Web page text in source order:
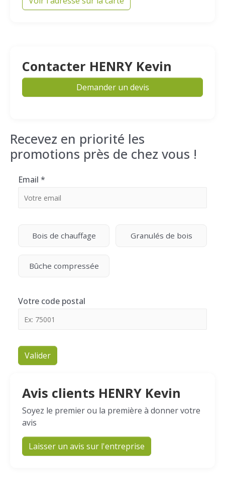
Contacter HENRY Kevin
Demander un devis
Recevez en priorité les
promotions près de chez vous !
Email *
Bois de chauffage Granulés de bois
Bûche compressée
Votre code postal
Valider
Avis clients HENRY Kevin
Soyez le premier ou la première à donner votre
avis
Laisser un avis sur l'entreprise